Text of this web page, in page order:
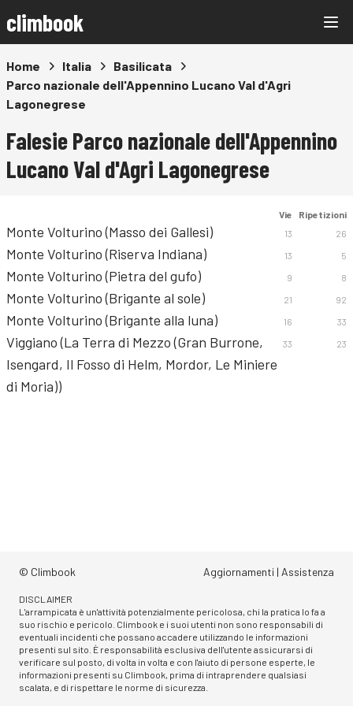
climbook
Home Italia
Basilicata
Parco nazionale dell'Appennino Lucano Val d'Agri
Lagonegrese
Falesie Parco nazionale dell'Appennino
Lucano Val d'Agri Lagonegrese
Vie Ripetizioni
Monte Volturino (Masso dei Gallesi) 13 26
Monte Volturino (Riserva Indiana) 13 5
Monte Volturino (Pietra del gufo) 9 8
Monte Volturino (Brigante al sole) 21 92
Monte Volturino (Brigante alla luna) 16 33
Viggiano (La Terra di Mezzo (Gran Burrone,
Isengard, Il Fosso di Helm, Mordor, Le Miniere
di Moria))
33 23
© Climbook Aggiornamenti | Assistenza
DISCLAIMER
L'arrampicata è un'attività potenzialmente pericolosa, chi la pratica lo fa a
suo rischio e pericolo. Climbook e i suoi utenti non sono responsabili di
eventuali incidenti che possano accadere utilizzando le informazioni
presenti sul sito. È responsabilità esclusiva dell'utente assicurarsi di
verificare sul posto, di volta in volta e con l'aiuto di persone esperte, le
informazioni presenti su Climbook, prima di intraprendere qualsiasi
scalata, e di rispettare le norme di sicurezza.